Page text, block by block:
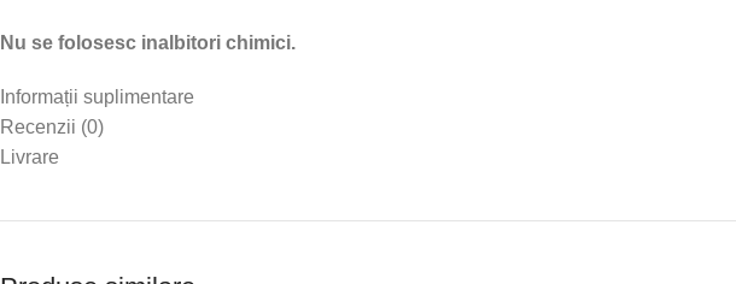
Nu se folosesc inalbitori chimici.
Informații suplimentare
Recenzii (0)
Livrare